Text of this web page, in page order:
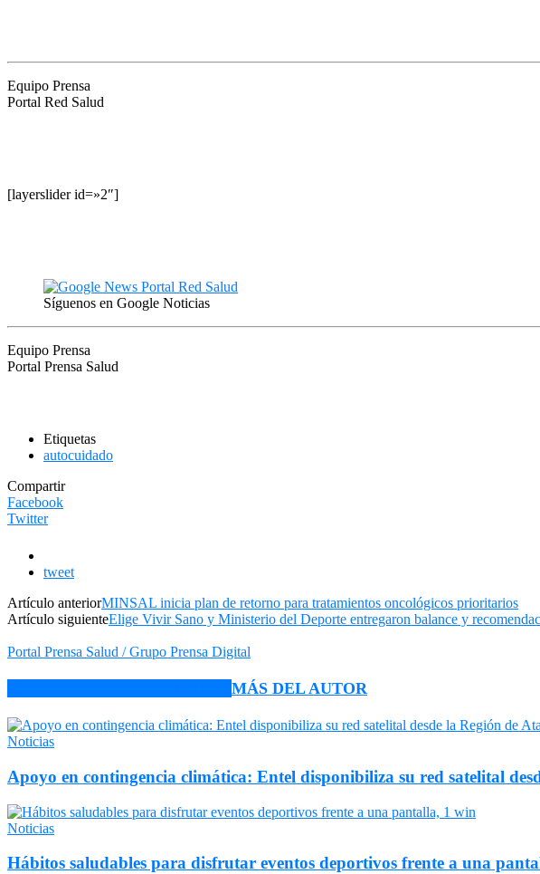
Equipo Prensa
Portal Red Salud
[layerslider id=»2″]
Síguenos en Google Noticias
Equipo Prensa
Portal Prensa Salud
Etiquetas
autocuidado
Compartir
Facebook
Twitter
tweet
Artículo anteriorMINSAL inicia plan de retorno para tratamientos oncológicos prioritarios
Artículo siguienteElige Vivir Sano y Ministerio del Deporte entregaron balance y
Portal Prensa Salud / Grupo Prensa Digital
MÁS DEL AUTOR
Noticias
Apoyo en contingencia climática: Entel disponibiliza su red satelital
Noticias
Hábitos saludables para disfrutar eventos deportivos frente a una